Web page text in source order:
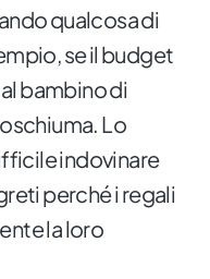
qualcosa di
se il budget
bambino di
Lo
indovinare
perché i regali
la loro